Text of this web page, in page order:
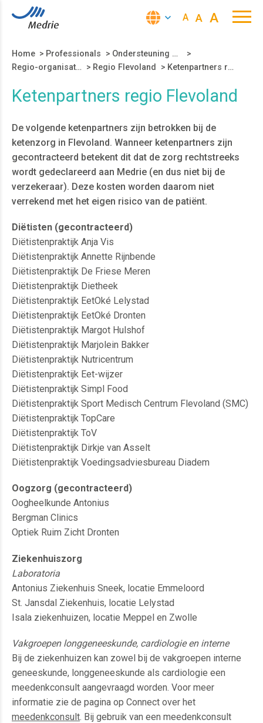
A A A
Home > Professionals > Ondersteuning dagpraktijken
>
Regio-organisatie > Regio Flevoland > Ketenpartners regio Flevoland
Ketenpartners regio Flevoland
De volgende ketenpartners zijn betrokken bij de
ketenzorg in Flevoland. Wanneer ketenpartners zijn
gecontracteerd betekent dit dat de zorg rechtstreeks
wordt gedeclareerd aan Medrie (en dus niet bij de
verzekeraar). Deze kosten worden daarom niet
verrekend met het eigen risico van de patiënt.
Diëtisten (gecontracteerd)
Diëtistenpraktijk Anja Vis
Diëtistenpraktijk Annette Rijnbende
Diëtistenpraktijk De Friese Meren
Diëtistenpraktijk Dietheek
Diëtistenpraktijk EetOké Lelystad
Diëtistenpraktijk EetOké Dronten
Diëtistenpraktijk Margot Hulshof
Diëtistenpraktijk Marjolein Bakker
Diëtistenpraktijk Nutricentrum
Diëtistenpraktijk Eet-wijzer
Diëtistenpraktijk Simpl Food
Diëtistenpraktijk Sport Medisch Centrum Flevoland (SMC)
Diëtistenpraktijk TopCare
Diëtistenpraktijk ToV
Diëtistenpraktijk Dirkje van Asselt
Diëtistenpraktijk Voedingsadviesbureau Diadem
Oogzorg (gecontracteerd)
Oogheelkunde Antonius
Bergman Clinics
Optiek Ruim Zicht Dronten
Ziekenhuiszorg
Laboratoria
Antonius Ziekenhuis Sneek, locatie Emmeloord
St. Jansdal Ziekenhuis, locatie Lelystad
Isala ziekenhuizen, locatie Meppel en Zwolle
Vakgroepen longgeneeskunde, cardiologie en interne
Bij de ziekenhuizen kan zowel bij de vakgroepen interne
geneeskunde, longgeneeskunde als cardiologie een
meedenkconsult aangevraagd worden. Voor meer
informatie zie de pagina op Connect over het
meedenkconsult. Bij gebruik van een meedenkconsult